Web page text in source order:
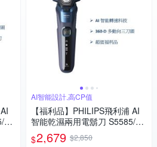
10
AI智能設計,高CP值
【福利品】PHILIPS飛利浦 AI
智能乾濕兩用電鬍刀 S5585/20
(一年保固)
$2,679 $2,850